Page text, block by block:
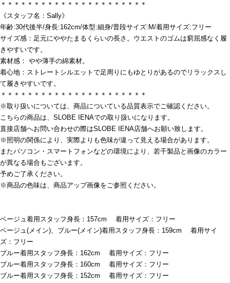
＊＊＊＊＊＊＊＊＊＊＊＊＊＊＊＊＊＊＊＊＊＊
《スタッフ名：Sally》
年齢:30代後半/身長:162cm/体型:細身/普段サイズ:M/着用サイズ:フリー
サイズ感：足元にややたまるくらいの長さ。ウエストのゴムは窮屈感なく履
きやすいです。
素材感： やや薄手の綿素材。
着心地：ストレートシルエットで足周りにもゆとりがあるのでリラックスし
て履きやすいです。
＊＊＊＊＊＊＊＊＊＊＊＊＊＊＊＊＊＊＊＊＊＊
※取り扱いについては、商品についている品質表示でご確認ください。
こちらの商品は、SLOBE IENAでの取り扱いになります。
直接店舗へお問い合わせの際はSLOBE IENA店舗へお願い致します。
※照明の関係により、実際よりも色味が違って見える場合があります。
またパソコン・スマートフォンなどの環境により、若干製品と画像のカラー
が異なる場合もございます。
予めご了承ください。
※商品の色味は、商品アップ画像をご参照ください。
ベージュ着用スタッフ身長：157cm 着用サイズ：フリー
ベージュ(メイン)、ブルー(メイン)着用スタッフ身長：159cm 着用サイ
ズ：フリー
ブルー着用スタッフ身長：162cm 着用サイズ：フリー
ブルー着用スタッフ身長：160cm 着用サイズ：フリー
ブルー着用スタッフ身長：152cm 着用サイズ：フリー